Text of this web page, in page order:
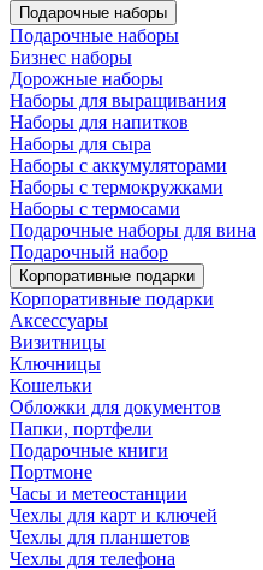
Подарочные наборы
Подарочные наборы
Бизнес наборы
Дорожные наборы
Наборы для выращивания
Наборы для напитков
Наборы для сыра
Наборы с аккумуляторами
Наборы с термокружками
Наборы с термосами
Подарочные наборы для вина
Подарочный набор
Корпоративные подарки
Корпоративные подарки
Аксессуары
Визитницы
Ключницы
Кошельки
Обложки для документов
Папки, портфели
Подарочные книги
Портмоне
Часы и метеостанции
Чехлы для карт и ключей
Чехлы для планшетов
Чехлы для телефона